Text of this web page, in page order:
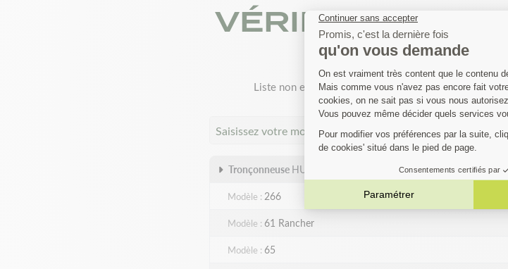
VÉRIFIEZ SI
EST
Liste non exhaustive. Si votre machine ne figure pas
Saisissez votre modèle…
Tronçonneuse HUSQVARNA
Modèle 266
Modèle 61 Rancher
Modèle 65